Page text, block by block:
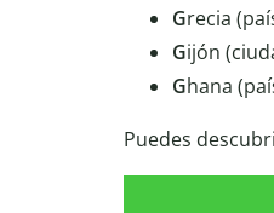
Grecia
Gijón
Ghana
Puedes